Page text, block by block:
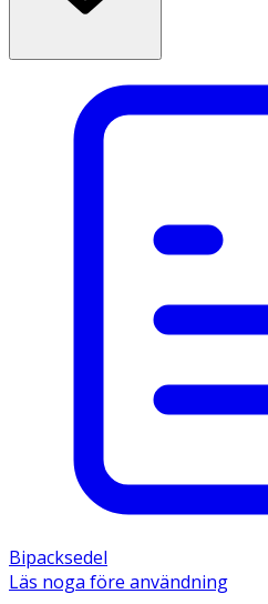
Bipacksedel
Läs noga före användning